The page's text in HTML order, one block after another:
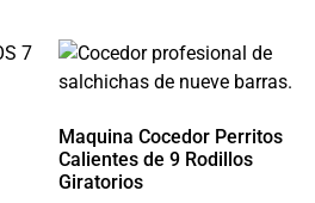
Maquina Cocedor Perritos
Calientes de 9 Rodillos
Giratorios